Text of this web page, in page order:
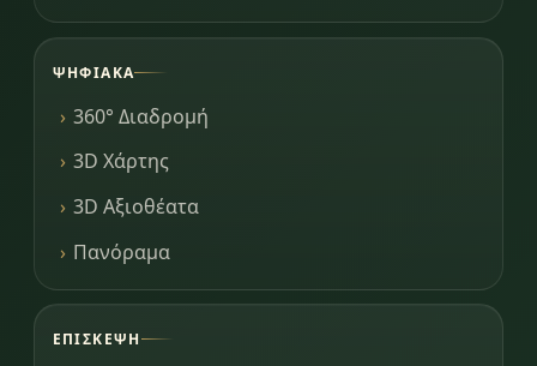
ΨΗΦΙΑΚΆ
360° Διαδρομή
3D Χάρτης
3D Αξιοθέατα
Πανόραμα
ΕΠΊΣΚΕΨΗ